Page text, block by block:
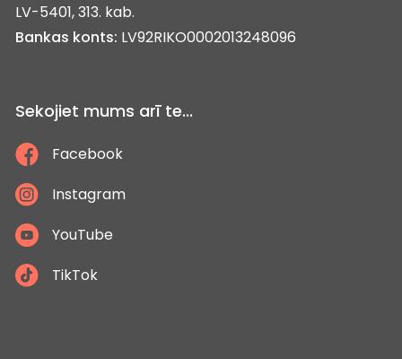
LV-5401, 313. kab.
Bankas konts: LV92RIKO0002013248096
Sekojiet mums arī te...
Facebook
Instagram
YouTube
TikTok